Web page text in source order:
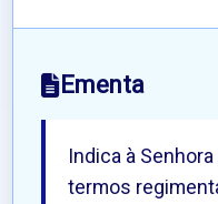
Ementa
Indica à
termos